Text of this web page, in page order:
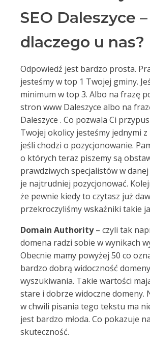
SEO Daleszyce –
dlaczego u nas?
Odpowiedź jest bardzo prosta.
jesteśmy w top 1 Twojej gminy.
minimum w top 3. Albo na frazę
stron www Daleszyce albo na
Daleszyce . Co pozwala Ci
Twojej okolicy jesteśmy jednymi z
jeśli chodzi o pozycjonowanie.
o których teraz piszemy są
prawdziwych specjalistów w danej
je najtrudniej pozycjonować.
że pewnie kiedy to czytasz już
przekroczyliśmy wskaźniki takie
Domain Authority– czyli tak
domena radzi sobie w wynikach
Obecnie mamy powyżej 50 co
bardzo dobrą widoczność
wyszukiwania. Takie wartości
stare i dobrze widoczne domeny.
w chwili pisania tego tekstu ma
jest bardzo młoda. Co pokazuje
skuteczność.